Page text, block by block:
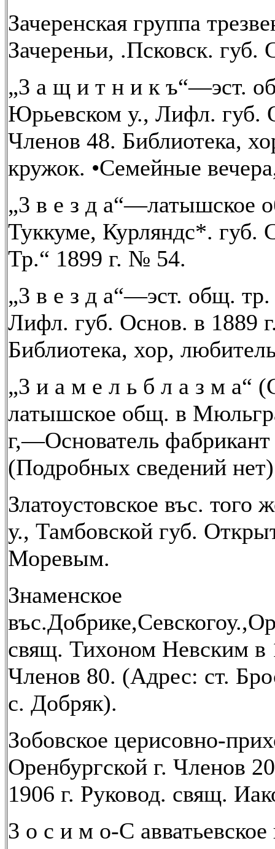
Зачеренская группа
Зачереньи, .Псковск.
„3 а щ и т н и к ъ“—эст.
Юрьевском у., Лифл. губ.
Членов 48. Библиотека,
кружок. •Семейные
„3 в е з д а“—латышское
Туккуме, Курляндс*. губ.
Тр.“ 1899 г. № 54.
„3 в е з д а“—эст. общ.
Лифл. губ. Основ. в 1889
Библиотека, хор,
„3 и а м е л ь б л а з м а“
латышское общ. в
г,—Основатель
(Подробных сведений
Златоустовское въс. того
у., Тамбовской губ.
Моревым.
Знаменское
свящ. Тихоном Невским в
Членов 80. (Адрес: ст.
с. Добряк).
Зобовское церисовно-
Оренбургской г. Членов
1906 г. Руковод. свящ.
3 о с и м о-С